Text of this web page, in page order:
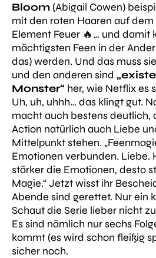
Bloom (Abigail Cowen)
mit den roten Haaren auf dem
Element Feuer 🔥… und damit
mächtigsten Feen in der
das) werden. Und das muss
und den anderen sind
Monster“ her, wie Netflix es
Uh, uh, uhhh… das klingt gut.
macht auch bestens deutlich,
Action natürlich auch Liebe
Mittelpunkt stehen.
Emotionen verbunden. Liebe.
stärker die Emotionen, desto
Magie.“Jetzt wisst ihr
Abende sind gerettet. Nur ein
Schaut die Serie lieber nicht
Es sind nämlich nur sechs
kommt (es wird schon fleißig
sicher noch.